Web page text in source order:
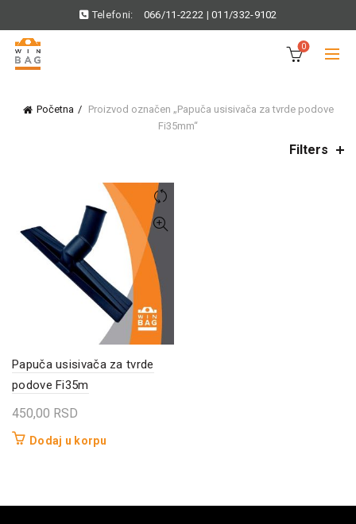
Telefoni: 066/11-2222 |011/332-9102
0
Početna
Proizvod označen „Papuča usisivača za tvrde podove
Fi35mm“
Filters
Papuča usisivača za tvrde
podove Fi35m
450,00 RSD
Dodaj u korpu